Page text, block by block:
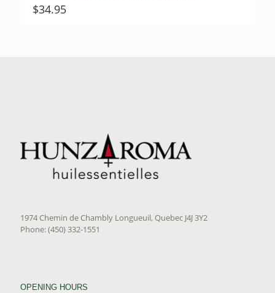
$34.95
1974 Chemin de Chambly Longueuil, Quebec J4J 3Y2
Phone: (450) 332-1551
OPENING HOURS